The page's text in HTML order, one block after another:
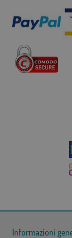
Informazioni